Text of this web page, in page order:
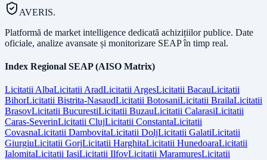
AVERIS.
Platformă de market intelligence dedicată achizițiilor publice. Date
oficiale, analize avansate și monitorizare SEAP în timp real.
Index Regional SEAP (AISO Matrix)
LicitatiiAlbaLicitatiiAradLicitatiiArgesLicitatii BacauLicitatii
BihorLicitatii Bistrita-NasaudLicitatii BotosaniLicitatii BrailaLicitatii
BrasovLicitatii BucurestiLicitatii BuzauLicitatii CalarasiLicitatii
Caras-SeverinLicitatii ClujLicitatii ConstantaLicitatii
CovasnaLicitatii DambovitaLicitatii DoljLicitatii GalatiLicitatii
GiurgiuLicitatii GorjLicitatii HarghitaLicitatii HunedoaraLicitatii
IalomitaLicitatii IasiLicitatii IlfovLicitatii MaramuresLicitatii